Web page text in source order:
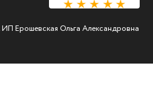
Ерошевская Ольга Александровна